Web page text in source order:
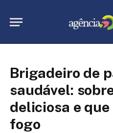
Brigadeiro de
saudável:
deliciosa e que
fogo